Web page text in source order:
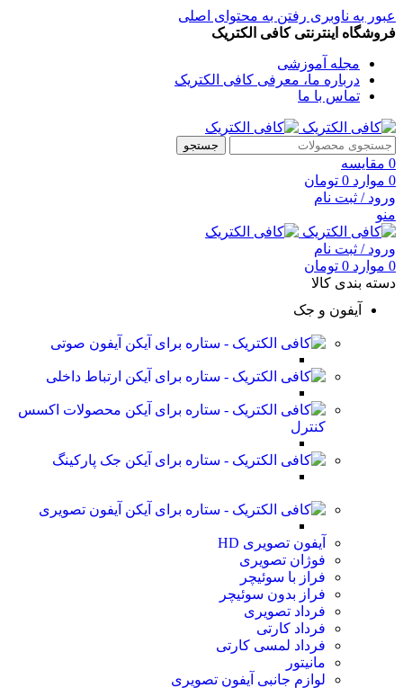
عبور به ناوبری رفتن به محتوای اصلی
فروشگاه اینترنتی کافی الکتریک
مجله آموزشی
درباره ما، معرفی کافی الکتریک
تماس با ما
جستجو
0 مقایسه
0 موارد 0 تومان
ورود / ثبت نام
منو
ورود / ثبت نام
0 موارد 0 تومان
دسته بندی کالا
آیفون و جک
آیفون صوتی
ارتباط داخلی
محصولات اکسس
کنترل
جک پارکینگ
آیفون تصویری
آیفون تصویری HD
فوژان تصویری
فراز با سوئیچر
فراز بدون سوئیچر
فرداد تصویری
فرداد کارتی
فرداد لمسی کارتی
مانیتور
لوازم جانبی آیفون تصویری